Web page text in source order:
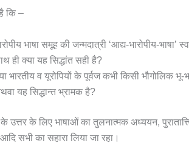
कि –
भाषा समूह की जन्मदात्री ‘आद्य-भारोपीय-भाषा’
ही क्या यह सिद्धांत सही है?
भारतीय व यूरोपियों के पूर्वज कभी किसी भौगोलिक
यह सिद्धान्त भ्रामक है?
के उत्तर के लिए भाषाओं का तुलनात्मक अध्ययन,
सभी का सहारा लिया जा रहा।